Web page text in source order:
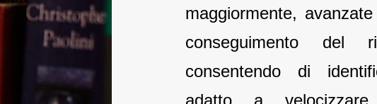
maggiormente,
conseguimento del
consentendo di
adatto a